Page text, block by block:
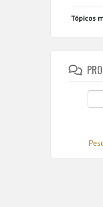
Tópicos